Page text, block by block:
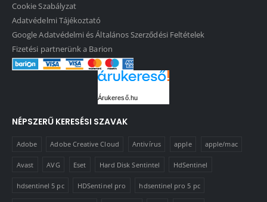
Cookie Szabályzat
Adatvédelmi Tájékoztató
Google Adatvédelmi és Általános Szerződési Feltételek
Fizetési partnerünk a Barion
Árukereső.hu
NÉPSZERŰ KERESÉSI SZAVAK
Adobe Adobe Creative Cloud Antivírus apple apple/mac
Avast AVG Eset Hard Disk Sentintel HdSentinel
hdsentinel 5 pc HDSentinel pro hdsentinel pro 5 pc